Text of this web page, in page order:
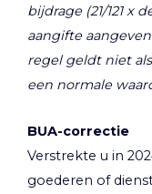
bijdrage (21/121 x
aangifte
regel geldt niet
een normale
BUA-correctie
Verstrekte u in
goederen of